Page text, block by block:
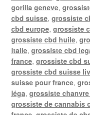
gorilla geneve,
cbd suisse, grossiste
cbd europe, grossiste
grossiste cbd huile,
italie, grossiste cbd
france, grossiste cbd
grossiste cbd suisse
suisse pour france,
léga, grossiste
grossiste de cannabis